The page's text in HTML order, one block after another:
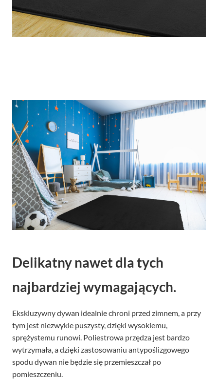
Delikatny nawet dla tych
najbardziej wymagających.
Ekskluzywny dywan idealnie chroni przed zimnem, a przy
tym jest niezwykle puszysty, dzięki wysokiemu,
sprężystemu runowi. Poliestrowa przędza jest bardzo
wytrzymała, a dzięki zastosowaniu antypoślizgowego
spodu dywan nie będzie się przemieszczał po
pomieszczeniu.